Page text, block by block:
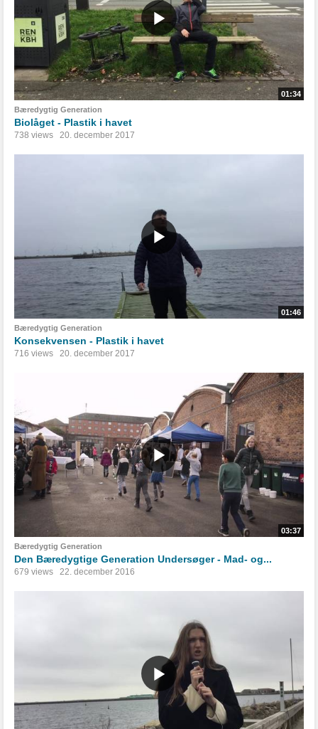
01:34
Bæredygtig Generation
Biolåget - Plastik i havet
738 views 20. december 2017
01:46
Bæredygtig Generation
Konsekvensen - Plastik i havet
716 views 20. december 2017
03:37
Bæredygtig Generation
Den Bæredygtige Generation Undersøger - Mad- og...
679 views 22. december 2016